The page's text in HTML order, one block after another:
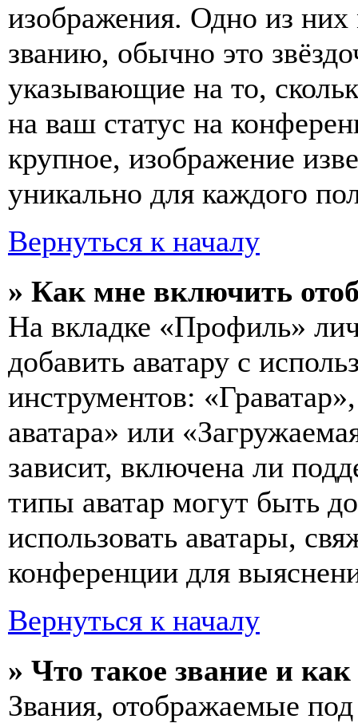
изображения. Одно из
званию, обычно это
указывающие на то,
на ваш статус на
крупное, изображение
уникально для каждого
Вернуться к началу
» Как мне включить
На вкладке «Профиль»
добавить аватару с
инструментов:
аватара» или
зависит, включена ли
типы аватар могут быть
использовать аватары,
конференции для
Вернуться к началу
» Что такое звание и
Звания, отображаемые